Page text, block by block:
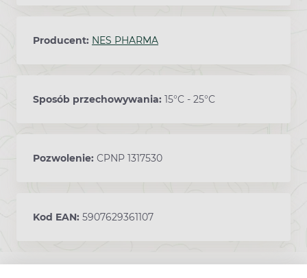
Producent: NES PHARMA
Sposób przechowywania: 15°C - 25°C
Pozwolenie: CPNP 1317530
Kod EAN: 5907629361107